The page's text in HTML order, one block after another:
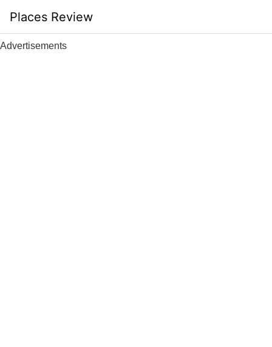
content
Places Review
Advertisements